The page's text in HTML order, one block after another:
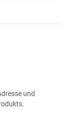
und